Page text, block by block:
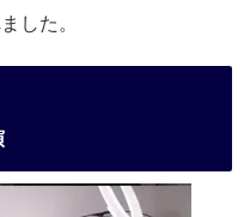
した。